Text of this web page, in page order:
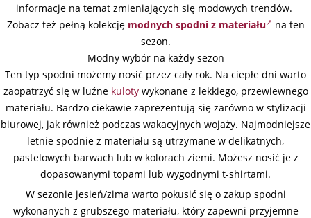
informacje na temat zmieniających się modowych trendów.
Zobacz też pełną kolekcję modnych spodni z materiału
na ten
sezon.
Modny wybór na każdy sezon
Ten typ spodni możemy nosić przez cały rok. Na ciepłe dni warto
zaopatrzyć się w luźne kulotywykonane z lekkiego, przewiewnego
materiału. Bardzo ciekawie zaprezentują się zarówno w stylizacji
biurowej, jak również podczas wakacyjnych wojaży. Najmodniejsze
letnie spodnie z materiału są utrzymane w delikatnych,
pastelowych barwach lub w kolorach ziemi. Możesz nosić je z
dopasowanymi topami lub wygodnymi t-shirtami.
W sezonie jesień/zima warto pokusić się o zakup spodni
wykonanych z grubszego materiału, który zapewni przyjemne